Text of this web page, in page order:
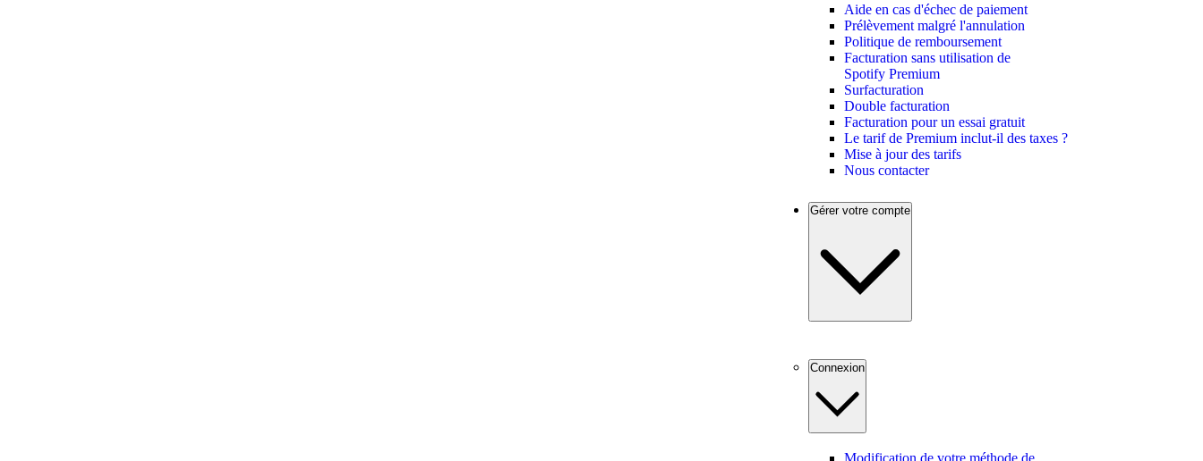
Aide en cas d'échec de paiement
Prélèvement malgré l'annulation
Politique de remboursement
Facturation sans utilisation de
Spotify Premium
Surfacturation
Double facturation
Facturation pour un essai gratuit
Le tarif de Premium inclut-il des taxes ?
Mise à jour des tarifs
Nous contacter
Gérer votre compte
Connexion
Modification de votre méthode de